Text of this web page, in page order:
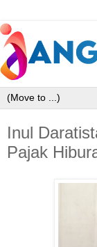
Inul
Pajak